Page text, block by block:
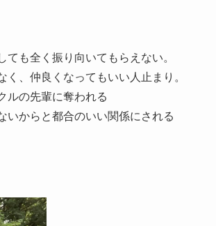
ても全く振り向いてもらえない。
く、仲良くなってもいい人止まり。
ルの先輩に奪われる
いからと都合のいい関係にされる